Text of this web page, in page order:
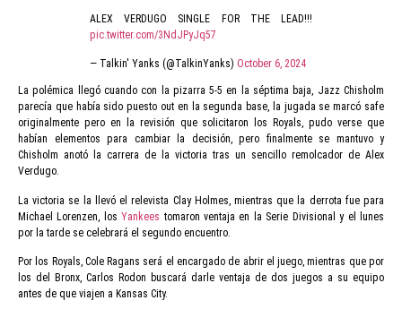
ALEX VERDUGO SINGLE FOR THE LEAD!!!
pic.twitter.com/3NdJPyJq57
— Talkin' Yanks (@TalkinYanks) October 6, 2024
La polémica llegó cuando con la pizarra 5-5 en la séptima baja, Jazz Chisholm
parecía que había sido puesto out en la segunda base, la jugada se marcó safe
originalmente pero en la revisión que solicitaron los Royals, pudo verse que
habían elementos para cambiar la decisión, pero finalmente se mantuvo y
Chisholm anotó la carrera de la victoria tras un sencillo remolcador de Alex
Verdugo.
La victoria se la llevó el relevista Clay Holmes, mientras que la derrota fue para
Michael Lorenzen, losYankees tomaron ventaja en la Serie Divisional y el lunes
por la tarde se celebrará el segundo encuentro.
Por los Royals, Cole Ragans será el encargado de abrir el juego, mientras que por
los del Bronx, Carlos Rodon buscará darle ventaja de dos juegos a su equipo
antes de que viajen a Kansas City.